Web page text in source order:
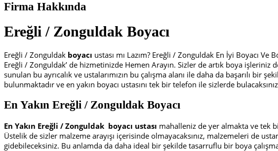
Firma Hakkında
Ereğli / Zonguldak Boyacı
Ereğli / Zonguldak boyacı ustası mı Lazım? Ereğli / Zonguldak En İyi Boyacı
Ereğli / Zonguldak’ de hizmetinizde Hemen Arayın. Sizler de artık boya işleriniz
sunulan bu ayrıcalık ve ustalarımızın bu çalışma alanı ile daha da başarılı bir
bulunmaktadır ve en yakın boyacı ustasını tek bir telefon ile sizlerde
En Yakın Ereğli / Zonguldak Boyacı
En Yakın Ereğli / Zonguldak boyacı ustası mahalleniz de yer almakta ve tek
Üstelik de sizler malzeme arayışı içerisinde olmayacaksınız, malzemeleri de
gidebileceksiniz. Bu anlamda da daha ideal bir şekilde tasarruflu bir boya çalışma